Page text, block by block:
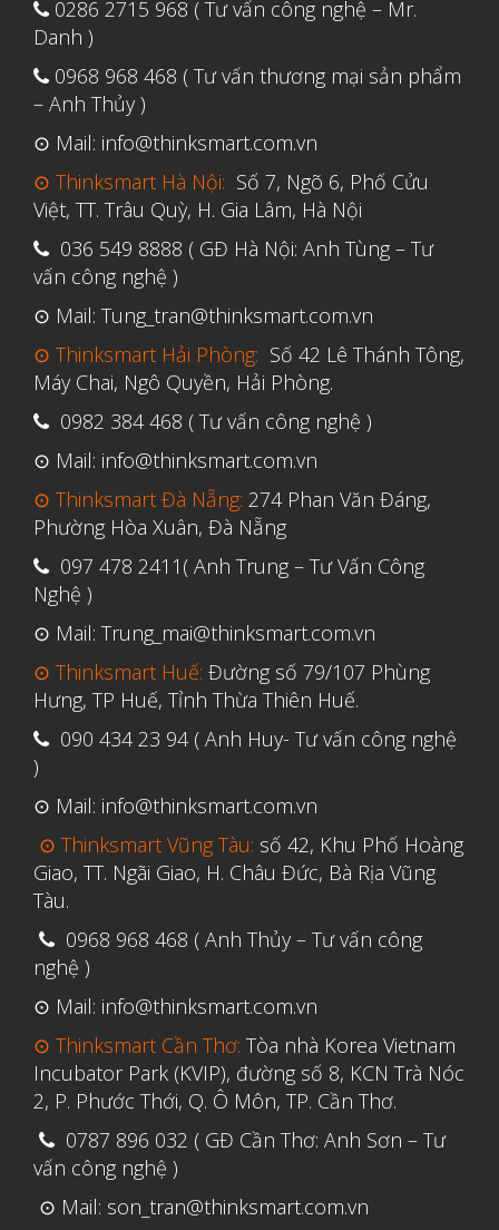
0286 2715 968 ( Tư vấn công nghệ – Mr.
Danh )
0968 968 468 ( Tư vấn thương mại sản phẩm
– Anh Thủy )
⊙ Mail: info@thinksmart.com.vn
⊙ Thinksmart Hà Nội: Số 7, Ngõ 6, Phố Cửu
Việt, TT. Trâu Quỳ, H. Gia Lâm, Hà Nội
036 549 8888 ( GĐ Hà Nội: Anh Tùng – Tư
vấn công nghệ )
⊙ Mail: Tung_tran@thinksmart.com.vn
⊙ Thinksmart Hải Phòng: Số 42 Lê Thánh Tông,
Máy Chai, Ngô Quyền, Hải Phòng.
0982 384 468 ( Tư vấn công nghệ )
⊙ Mail: info@thinksmart.com.vn
⊙ Thinksmart Đà Nẵng: 274 Phan Văn Đáng,
Phường Hòa Xuân, Đà Nẵng
097 478 2411( Anh Trung – Tư Vấn Công
Nghệ )
⊙ Mail: Trung_mai@thinksmart.com.vn
⊙ Thinksmart Huế: Đường số 79/107 Phùng
Hưng, TP Huế, Tỉnh Thừa Thiên Huế.
090 434 23 94 ( Anh Huy- Tư vấn công nghệ
)
⊙ Mail: info@thinksmart.com.vn
⊙ Thinksmart Vũng Tàu: số 42, Khu Phố Hoàng
Giao, TT. Ngãi Giao, H. Châu Đức, Bà Rịa Vũng
Tàu.
0968 968 468 ( Anh Thủy – Tư vấn công
nghệ )
⊙ Mail: info@thinksmart.com.vn
⊙ Thinksmart Cần Thơ: Tòa nhà Korea Vietnam
Incubator Park (KVIP), đường số 8, KCN Trà Nóc
2, P. Phước Thới, Q. Ô Môn, TP. Cần Thơ.
0787 896 032 ( GĐ Cần Thơ: Anh Sơn – Tư
vấn công nghệ )
⊙ Mail: son_tran@thinksmart.com.vn